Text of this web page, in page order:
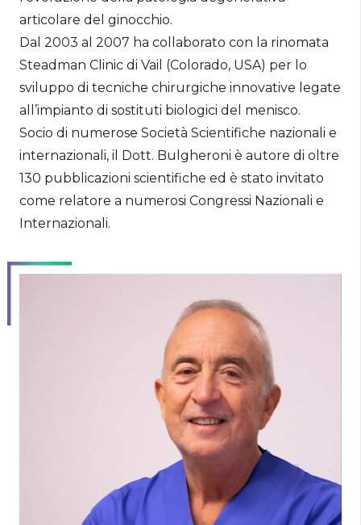
articolare del ginocchio.
Dal 2003 al 2007 ha collaborato con la rinomata
Steadman Clinic di Vail (Colorado, USA) per lo
sviluppo di tecniche chirurgiche innovative legate
all’impianto di sostituti biologici del menisco.
Socio di numerose Società Scientifiche nazionali e
internazionali, il Dott. Bulgheroni è autore di oltre
130 pubblicazioni scientifiche ed è stato invitato
come relatore a numerosi Congressi Nazionali e
Internazionali.